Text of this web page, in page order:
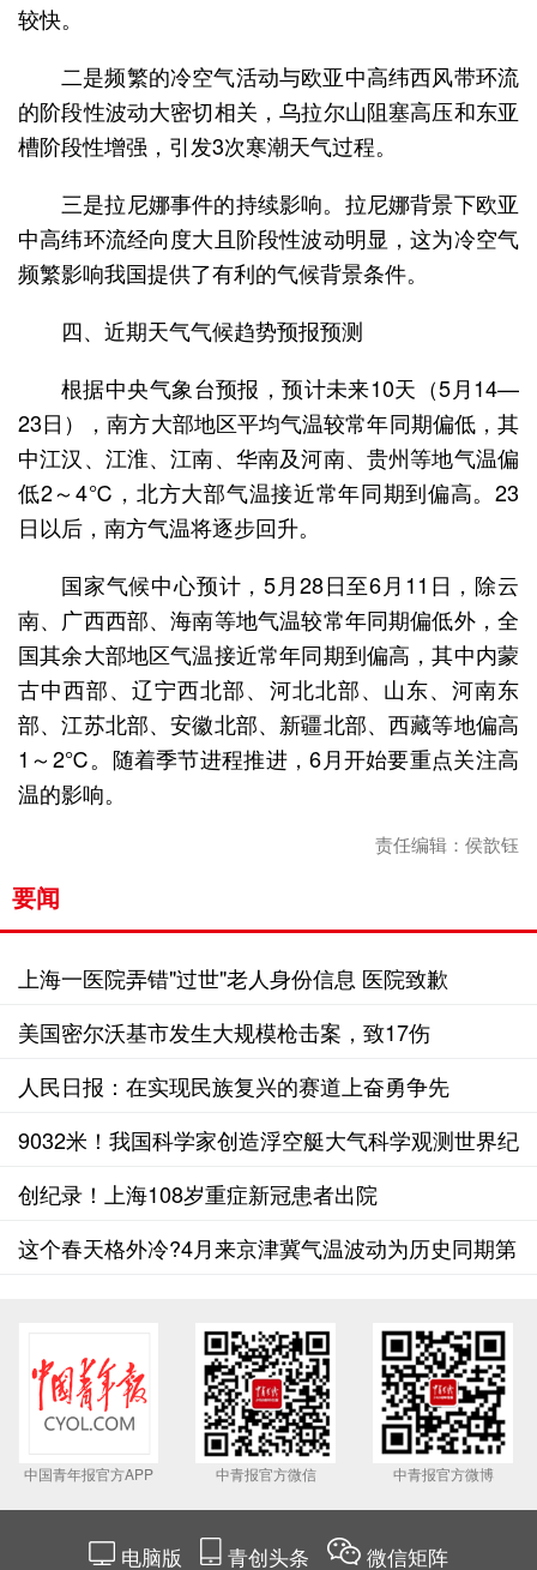
较快。
二是频繁的冷空气活动与欧亚中高纬西风带环流
的阶段性波动大密切相关，乌拉尔山阻塞高压和东亚
槽阶段性增强，引发3次寒潮天气过程。
三是拉尼娜事件的持续影响。拉尼娜背景下欧亚
中高纬环流经向度大且阶段性波动明显，这为冷空气
频繁影响我国提供了有利的气候背景条件。
四、近期天气气候趋势预报预测
根据中央气象台预报，预计未来10天（5月14—
23日），南方大部地区平均气温较常年同期偏低，其
中江汉、江淮、江南、华南及河南、贵州等地气温偏
低2～4℃，北方大部气温接近常年同期到偏高。23
日以后，南方气温将逐步回升。
国家气候中心预计，5月28日至6月11日，除云
南、广西西部、海南等地气温较常年同期偏低外，全
国其余大部地区气温接近常年同期到偏高，其中内蒙
古中西部、辽宁西北部、河北北部、山东、河南东
部、江苏北部、安徽北部、新疆北部、西藏等地偏高
1～2℃。随着季节进程推进，6月开始要重点关注高
温的影响。
责任编辑：侯歆钰
要闻
上海一医院弄错"过世"老人身份信息 医院致歉
美国密尔沃基市发生大规模枪击案，致17伤
人民日报：在实现民族复兴的赛道上奋勇争先
9032米！我国科学家创造浮空艇大气科学观测世界纪
录
创纪录！上海108岁重症新冠患者出院
这个春天格外冷?4月来京津冀气温波动为历史同期第
中国青年报官方APP 中青报官方微信 中青报官方微博
电脑版 青创头条 微信矩阵